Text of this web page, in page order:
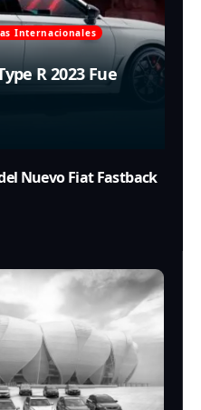
Internacionales
R 2023 Fue
Nuevo Fiat Fastback